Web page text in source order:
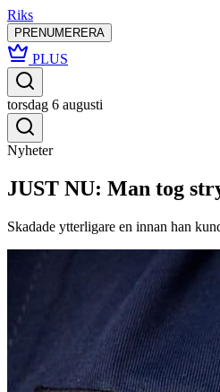
Riks
PRENUMERERA
PLUS
torsdag 6 augusti
Nyheter
JUST NU: Man tog
Skadade ytterligare en innan han